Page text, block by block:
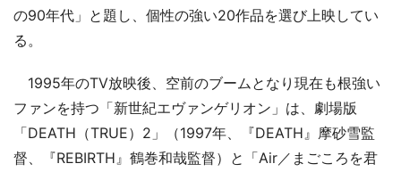
の90年代」と題し、個性の強い20作品を選び上映してい
る。
1995年のTV放映後、空前のブームとなり現在も根強い
ファンを持つ「新世紀エヴァンゲリオン」は、劇場版
「DEATH（TRUE）2」（1997年、『DEATH』摩砂雪監
督、『REBIRTH』鶴巻和哉監督）と「Air／まごころを君